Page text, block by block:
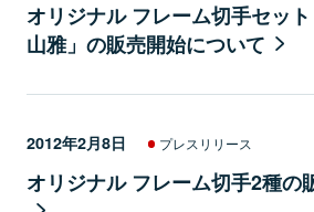
オリジナル フレーム切手セッ
山雅」の販売開始について
2012年2月8日 プレスリリース
オリジナル フレーム切手2種の